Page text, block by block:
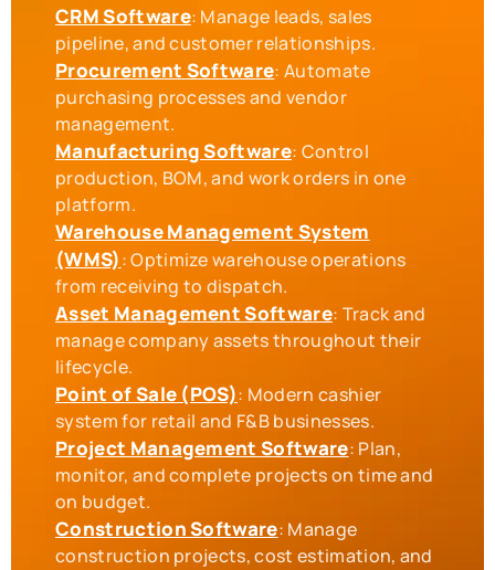
CRM Software: Manage leads, sales
Procurement Software: Automate
purchasing processes and vendor
Manufacturing Software: Control
production, BOM, and work orders in one
Warehouse Management System
(WMS): Optimize warehouse operations
Asset Management Software: Track and
manage company assets throughout their
Point of Sale (POS): Modern cashier
Project Management Software: Plan,
monitor, and complete projects on time and
Construction Software: Manage
construction projects, cost estimation, and